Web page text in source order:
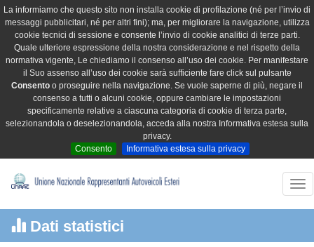
La informiamo che questo sito non installa cookie di profilazione (né per l’invio di
messaggi pubblicitari, né per altri fini); ma, per migliorare la navigazione, utilizza
cookie tecnici di sessione e consente l’invio di cookie analitici di terze parti.
Quale ulteriore espressione della nostra considerazione e nel rispetto della
normativa vigente, Le chiediamo il consenso all’uso dei cookie. Per manifestare
il Suo assenso all’uso dei cookie sarà sufficiente fare click sul pulsante
Consento o proseguire nella navigazione. Se vuole saperne di più, negare il
consenso a tutti o alcuni cookie, oppure cambiare le impostazioni
specificamente relative a ciascuna categoria di cookie di terza parte,
selezionandola o deselezionandola, acceda alla nostra Informativa estesa sulla
privacy.
Consento
Informativa estesa sulla privacy
Dati statistici